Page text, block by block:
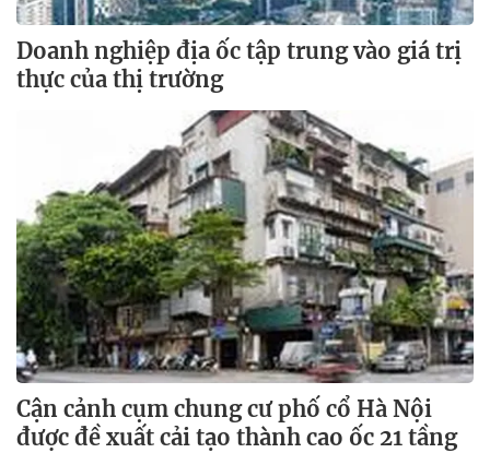
Doanh nghiệp địa ốc tập trung vào giá trị
thực của thị trường
Cận cảnh cụm chung cư phố cổ Hà Nội
được đề xuất cải tạo thành cao ốc 21 tầng